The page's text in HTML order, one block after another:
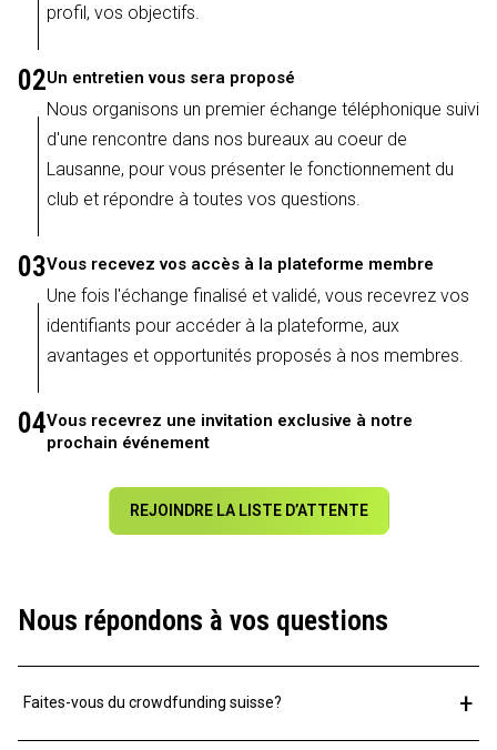
profil, vos objectifs.
02Un entretien vous sera proposé
Nous organisons un premier échange téléphonique suivi
d'une rencontre dans nos bureaux au coeur de
Lausanne, pour vous présenter le fonctionnement du
club et répondre à toutes vos questions.
03Vous recevez vos accès à la plateforme membre
Une fois l'échange finalisé et validé, vous recevrez vos
identifiants pour accéder à la plateforme, aux
avantages et opportunités proposés à nos membres.
04Vous recevrez une invitation exclusive à notre
prochain événement
REJOINDRE LA LISTE D’ATTENTE
Nous répondons à vos questions
Faites-vous du crowdfunding suisse? +